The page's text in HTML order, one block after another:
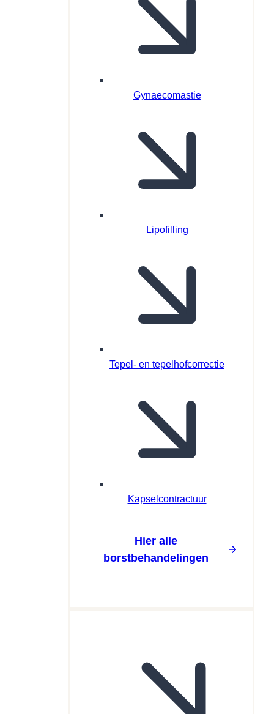
Gynaecomastie
Lipofilling
Tepel- en tepelhofcorrectie
Kapselcontractuur
Hier alle
borstbehandelingen